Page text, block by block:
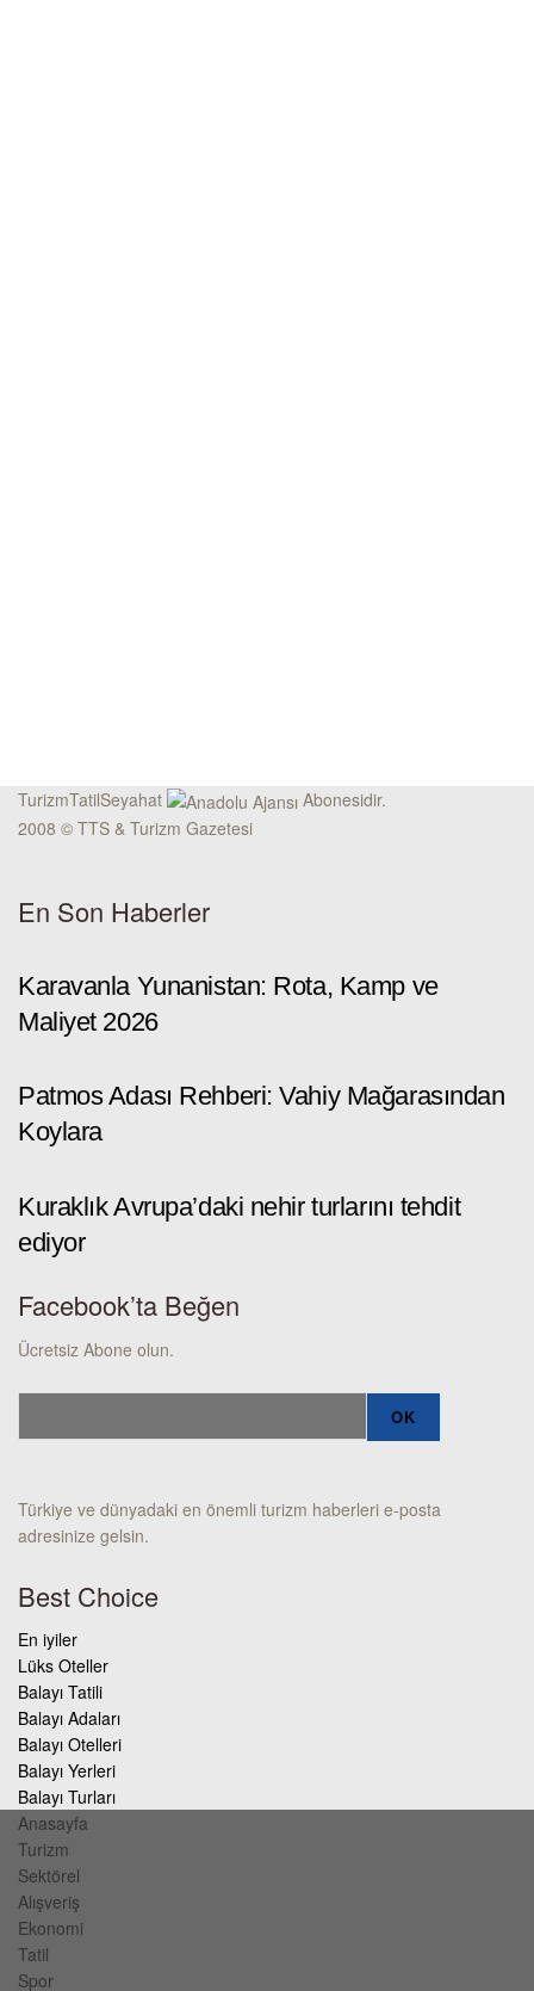
TurizmTatilSeyahat
Abonesidir.
2008 © TTS & Turizm Gazetesi
En Son Haberler
Karavanla Yunanistan: Rota, Kamp ve
Maliyet 2026
Patmos Adası Rehberi: Vahiy Mağarasından
Koylara
Kuraklık Avrupa’daki nehir turlarını tehdit
ediyor
Facebook’ta Beğen
Ücretsiz Abone olun.
Türkiye ve dünyadaki en önemli turizm haberleri e-posta
adresinize gelsin.
Best Choice
En iyiler
Lüks Oteller
Balayı Tatili
Balayı Adaları
Balayı Otelleri
Balayı Yerleri
Balayı Turları
Anasayfa
Turizm
Sektörel
Alışveriş
Ekonomi
Tatil
Spor